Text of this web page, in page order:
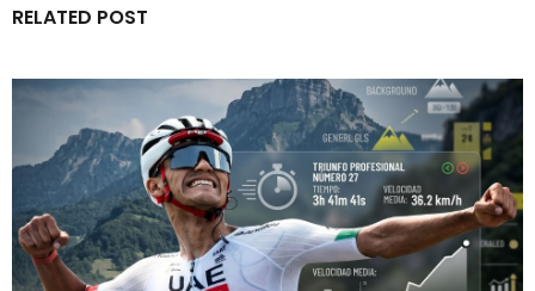
RELATED POST